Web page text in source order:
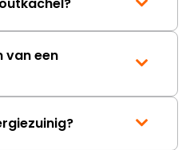
is een architectonisch
verbindt en
warmtebron vormt. Door
vermogen en het
een unieke
en functionaliteit. Deze
van een